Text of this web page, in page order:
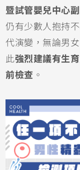
暨試管嬰兒中心
仍有少數人抱持
代演變，無論男
此強烈建議有生
前檢查 。